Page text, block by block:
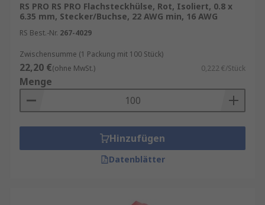
RS PRO RS PRO Flachsteckhülse, Rot, Isoliert, 0.8 x
6.35 mm, Stecker/Buchse, 22 AWG min, 16 AWG
RS Best.-Nr. 267-4029
Zwischensumme (1 Packung mit 100 Stück)
22,20 €(ohne MwSt.) 0,222 €/Stück
Menge
Hinzufügen
Datenblätter